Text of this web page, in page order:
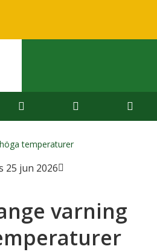
temperaturer
25 jun 2026
varning